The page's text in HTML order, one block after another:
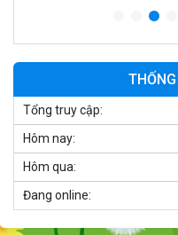
900.000
1.250.000
Xe ô tô
Tổng truy cập:
Hôm nay:
Hôm qua:
Đang online: